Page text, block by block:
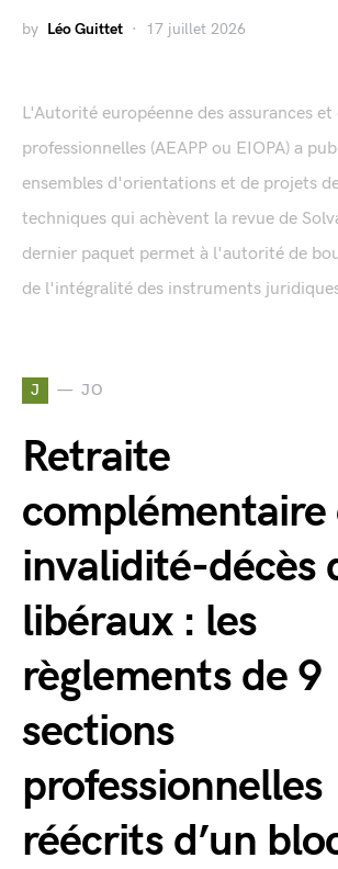
by Léo Guittet 17 juillet 2026
L'Autorité européenne des assurances et
professionnelles (AEAPP ou EIOPA) a
ensembles d'orientations et de projets
techniques qui achèvent la revue de
dernier paquet permet à l'autorité de
de l'intégralité des instruments
J JO
Retraite
complémentaire
invalidité-décès
libéraux : les
règlements de 9
sections
professionnelles
réécrits d’un